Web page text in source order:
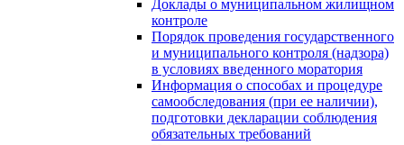
Доклады о муниципальном жилищном
контроле
Порядок проведения государственного
и муниципального контроля (надзора)
в условиях введенного моратория
Информация о способах и процедуре
самообследования (при ее наличии),
подготовки декларации соблюдения
обязательных требований